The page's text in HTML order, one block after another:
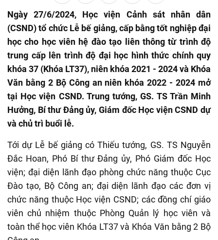
Ngày 27/6/2024, Học viện Cảnh sát nhân dân
(CSND) tổ chức Lễ bế giảng, cấp bằng tốt nghiệp đại
học cho học viên hệ đào tạo liên thông từ trình độ
trung cấp lên trình độ đại học hình thức chính quy
khóa 37 (Khóa LT37), niên khóa 2021 - 2024 và Khóa
Văn bằng 2 Bộ Công an niên khóa 2022 - 2024 mở
tại Học viện CSND. Trung tướng, GS. TS Trần Minh
Hưởng, Bí thư Đảng ủy, Giám đốc Học viện CSND dự
và chủ trì buổi lễ.
Tới dự Lễ bế giảng có Thiếu tướng, GS. TS Nguyễn
Đắc Hoan, Phó Bí thư Đảng ủy, Phó Giám đốc Học
viện; đại diện lãnh đạo phòng chức năng thuộc Cục
Đào tạo, Bộ Công an; đại diện lãnh đạo các đơn vị
chức năng thuộc Học viện CSND; các đồng chí giáo
viên chủ nhiệm thuộc Phòng Quản lý học viên và
toàn thể học viên Khóa LT37 và Khóa Văn bằng 2 Bộ